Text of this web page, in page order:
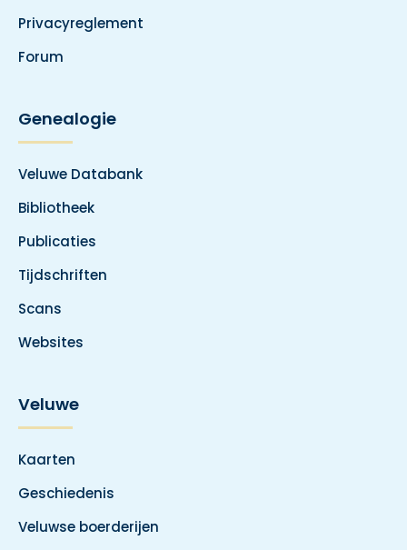
Privacyreglement
Forum
Genealogie
Veluwe Databank
Bibliotheek
Publicaties
Tijdschriften
Scans
Websites
Veluwe
Kaarten
Geschiedenis
Veluwse boerderijen